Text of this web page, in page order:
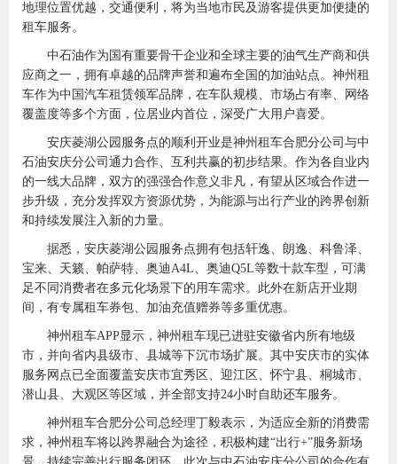
地理位置优越，交通便利，将为当地市民及游客提供更加便捷的
租车服务。
中石油作为国有重要骨干企业和全球主要的油气生产商和供
应商之一，拥有卓越的品牌声誉和遍布全国的加油站点。神州租
车作为中国汽车租赁领军品牌，在车队规模、市场占有率、网络
覆盖度等多个方面，位居业内首位，深受广大用户喜爱。
安庆菱湖公园服务点的顺利开业是神州租车合肥分公司与中
石油安庆分公司通力合作、互利共赢的初步结果。作为各自业内
的一线大品牌，双方的强强合作意义非凡，有望从区域合作进一
步升级，充分发挥双方资源优势，为能源与出行产业的跨界创新
和持续发展注入新的力量。
据悉，安庆菱湖公园服务点拥有包括轩逸、朗逸、科鲁泽、
宝来、天籁、帕萨特、奥迪A4L、奥迪Q5L等数十款车型，可满
足不同消费者在多元化场景下的用车需求。此外在新店开业期
间，有专属租车券包、加油充值赠券等多重优惠。
神州租车APP显示，神州租车现已进驻安徽省内所有地级
市，并向省内县级市、县城等下沉市场扩展。其中安庆市的实体
服务网点已全面覆盖安庆市宜秀区、迎江区、怀宁县、桐城市、
潜山县、大观区等区域，并全部支持24小时自助还车服务。
神州租车合肥分公司总经理丁毅表示，为适应全新的消费需
求，神州租车将以跨界融合为途径，积极构建“出行+”服务新场